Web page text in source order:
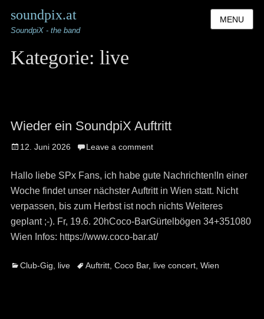
soundpix.at
SoundpiX - the band
MENU
Kategorie: live
Wieder ein SoundpiX Auftritt
Posted
12. Juni 2026 Leave a comment
Hallo liebe SPx Fans, ich habe gute Nachrichten!In einer
Woche findet unser nächster Auftritt in Wien statt. Nicht
verpassen, bis zum Herbst ist noch nichts Weiteres
geplant ;-). Fr, 19.6. 20hCoco-BarGürtelbögen 34+351080
Wien Infos: https://www.coco-bar.at/
Categories
Club-Gig live TagsAuftritt, Coco Bar, live concert, Wien